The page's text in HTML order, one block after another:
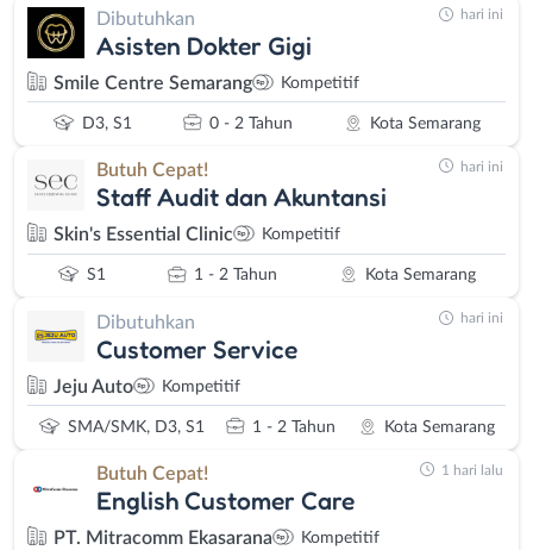
Dibutuhkan
Asisten Dokter Gigi
Smile Centre Semarang Kompetitif
D3, S1 0 - 2 Tahun Kota Semarang
hari ini
Butuh Cepat!
Staff Audit dan Akuntansi
Skin's Essential Clinic Kompetitif
S1 1 - 2 Tahun Kota Semarang
hari ini
Dibutuhkan
Customer Service
Jeju Auto Kompetitif
SMA/SMK, D3, S1 1 - 2 Tahun Kota Semarang
hari ini
Butuh Cepat!
English Customer Care
PT. Mitracomm Ekasarana Kompetitif
1 hari lalu